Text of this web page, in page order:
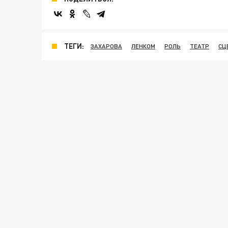
ТЕГИ: ЗАХАРОВА ЛЕНКОМ РОЛЬ ТЕАТР